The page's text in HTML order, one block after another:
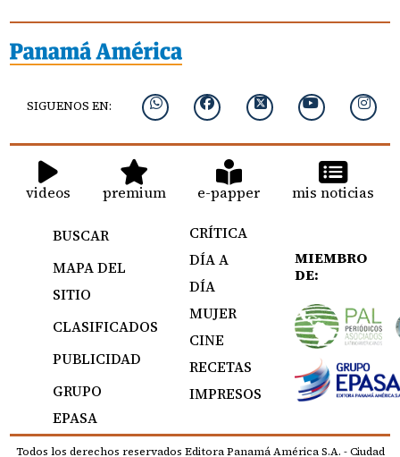
SIGUENOS EN:
videos premium e-papper mis noticias
BUSCAR
MAPA DEL
SITIO
CLASIFICADOS
PUBLICIDAD
GRUPO
EPASA
CRÍTICA
DÍA A
DÍA
MUJER
CINE
RECETAS
IMPRESOS
MIEMBRO
DE:
Todos los derechos reservados Editora Panamá América S.A. - Ciudad